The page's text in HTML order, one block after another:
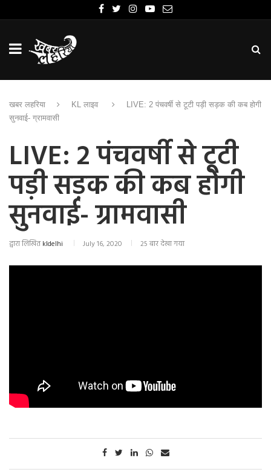
खबर लहरिया KL लाइव
LIVE: 2 पंचवर्षी से टूटी पड़ी सड़क की कब होगी
सुनवाई- ग्रामवासी
LIVE: 2 पंचवर्षी से टूटी
पड़ी सड़क की कब होगी
सुनवाई- ग्रामवासी
द्वारा लिखितkldelhi July 16, 2020 25 बार देखा गया